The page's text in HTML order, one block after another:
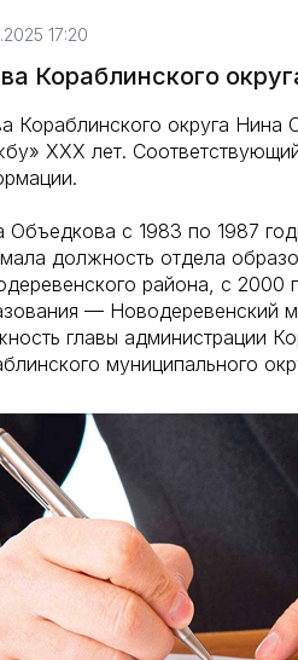
17:20
Кораблинского
Кораблинского округа Нина
XXX лет.
Объедкова с 1983 по 1987
должность отдела
района, с 2000
— Новодеревенский
главы администрации
муниципального